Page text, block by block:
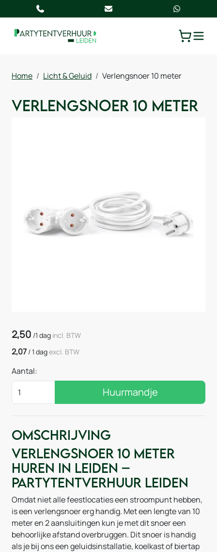
Home Licht & Geluid Verlengsnoer 10 meter
Verlengsnoer 10 meter
2,50 /1 dag incl. BTW
2,07 /1 dagexcl. BTW
Aantal:
Huurmandje
Omschrijving
Verlengsnoer 10 meter
huren in Leiden –
Partytentverhuur Leiden
Omdat niet alle feestlocaties een stroompunt hebben,
is een verlengsnoer erg handig. Met een lengte van 10
meter en 2 aansluitingen kun je met dit snoer een
behoorlijke afstand overbruggen. Dit snoer is handig
als je bij ons een geluidsinstallatie, koelkast of biertap